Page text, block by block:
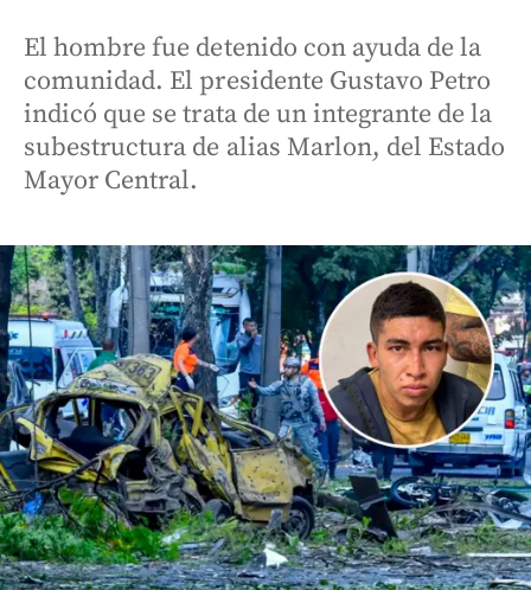
El hombre fue detenido con ayuda de la
comunidad. El presidente Gustavo Petro
indicó que se trata de un integrante de la
subestructura de alias Marlon, del Estado
Mayor Central.